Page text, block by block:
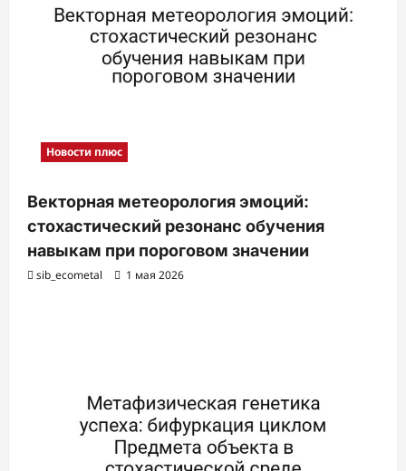
Новости плюс
Векторная метеорология эмоций:
стохастический резонанс обучения
навыкам при пороговом значении
sib_ecometal 1 мая 2026